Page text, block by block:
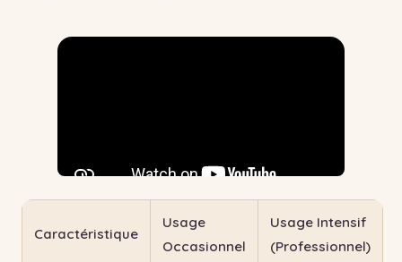
Caractéristique
Usage
Occasionnel
Usage Intensif
(Professionnel)